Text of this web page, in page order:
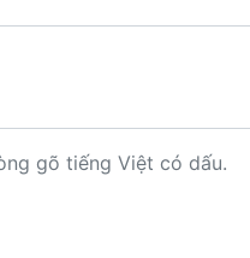
gõ tiếng Việt có dấu.